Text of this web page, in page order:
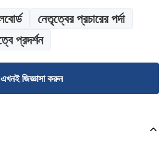
নেতৃত্বের প্রচারের পর্দা
প্রদর্শন
এখনই জিজ্ঞাসা করুন